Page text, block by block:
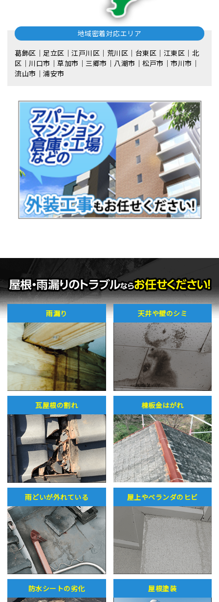
地域密着対応エリア
葛飾区｜足立区｜江戸川区｜荒川区｜台東区｜江東区｜北
区｜川口市｜草加市｜三郷市｜八潮市｜松⼾市｜市川市｜
流⼭市｜浦安市
雨漏り 天井や壁のシミ
瓦屋根の割れ 棟板金はがれ
雨どいが外れている 屋上やベランダのヒビ
防水シートの劣化 屋根塗装